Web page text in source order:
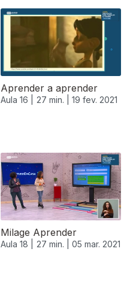
Aprender a aprender
Aula 16 | 27 min. | 19 fev. 2021
Milage Aprender
Aula 18 | 27 min. | 05 mar. 2021